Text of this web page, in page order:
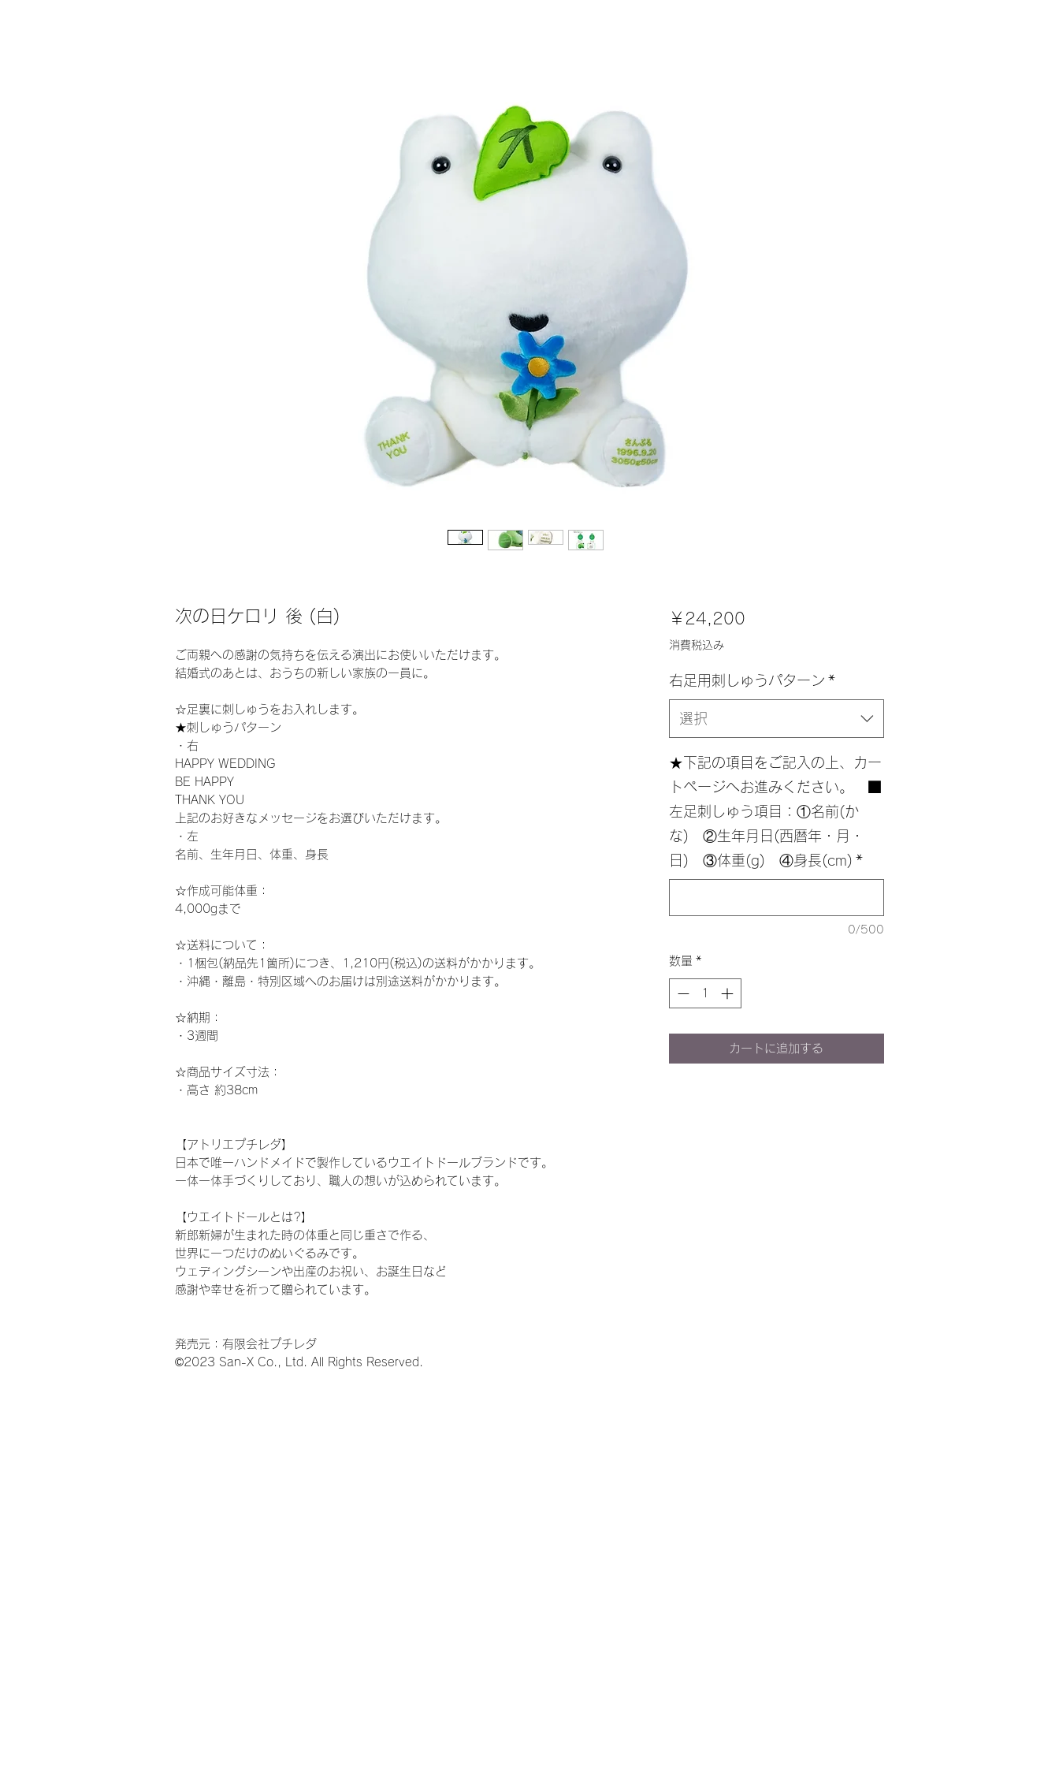
次の日ケロリ 後 (白)
ご両親への感謝の気持ちを伝える演出にお使いいただけます。
結婚式のあとは、おうちの新しい家族の一員に。
☆足裏に刺しゅうをお入れします。
★刺しゅうパターン
・右
HAPPY WEDDING
BE HAPPY
THANK YOU
上記のお好きなメッセージをお選びいただけます。
・左
名前、生年月日、体重、身長
☆作成可能体重：
4,000gまで
☆送料について：
・1梱包(納品先1箇所)につき、1,210円(税込)の送料がかかります。
・沖縄・離島・特別区域へのお届けは別途送料がかかります。
☆納期 ：
・3週間
☆商品サイズ寸法：
・高さ 約38cm
【アトリエプチレダ】
日本で唯一ハンドメイドで製作しているウエイトドールブランドです。
一体一体手づくりしており、職人の想いが込められています。
【ウエイトドールとは?】
新郎新婦が生まれた時の体重と同じ重さで作る、
世界に一つだけのぬいぐるみです。
ウェディングシーンや出産のお祝い、お誕生日など
感謝や幸せを祈って贈られています。
発売元：有限会社プチレダ
©2023 San-X Co., Ltd. All Rights Reserved.
￥24,200価
消費税込み
右足用刺しゅうパターン *
選択
★下記の項目をご記入の上、カー
トページへお進みください。 ■
左足刺しゅう項目：①名前(か
な) ②生年月日(西暦年・月・
日) ③体重(g) ④身長(cm) *
0/500
数量 *
カートに追加する